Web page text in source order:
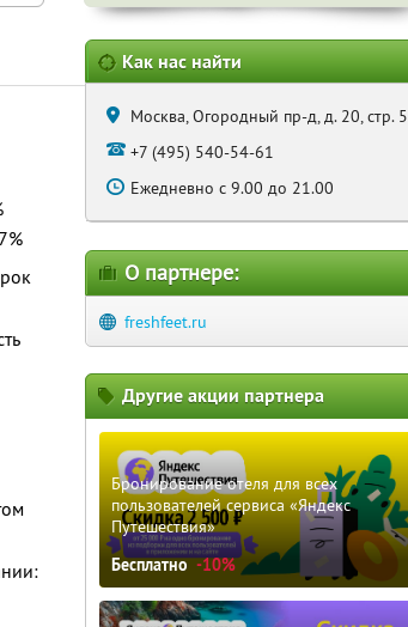
Как нас найти
Москва, Огородный пр-д, д. 20, стр. 5
+7 (495) 540-54-61
Ежедневно с 9.00 до 21.00
О партнере:
freshfeet.ru
Другие акции партнера
Бронирование отеля для всех
пользователей сервиса «Яндекс
Путешествия»
Бесплатно -10%